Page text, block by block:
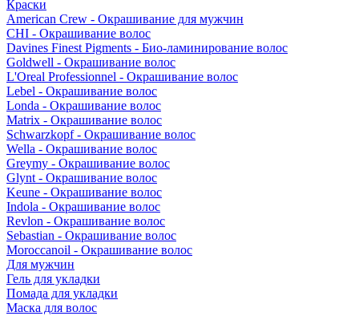
Краски
American Crew - Окрашивание для мужчин
CHI - Окрашивание волос
Davines Finest Pigments - Био-ламинирование волос
Goldwell - Окрашивание волос
L'Oreal Professionnel - Окрашивание волос
Lebel - Окрашивание волос
Londa - Окрашивание волос
Matrix - Окрашивание волос
Schwarzkopf - Окрашивание волос
Wella - Окрашивание волос
Greymy - Окрашивание волос
Glynt - Окрашивание волос
Keune - Окрашивание волос
Indola - Окрашивание волос
Revlon - Окрашивание волос
Sebastian - Окрашивание волос
Moroccanoil - Окрашивание волос
Для мужчин
Гель для укладки
Помада для укладки
Маска для волос